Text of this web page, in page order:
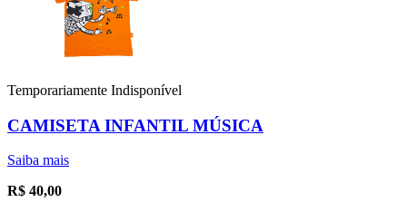
Temporariamente Indisponível
CAMISETA INFANTIL MÚSICA
Saiba mais
R$ 40,00